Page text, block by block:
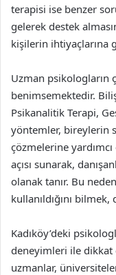
terapisi ise benzer
gelerek destek
kişilerin ihtiyaçlarına
Uzman psikologların
benimsemektedir.
Psikanalitik Terapi,
yöntemler, bireylerin
çözmelerine
açısı sunarak,
olanak tanır. Bu
kullanıldığını
Kadıköy’deki
deneyimleri ile dikkat
uzmanlar,